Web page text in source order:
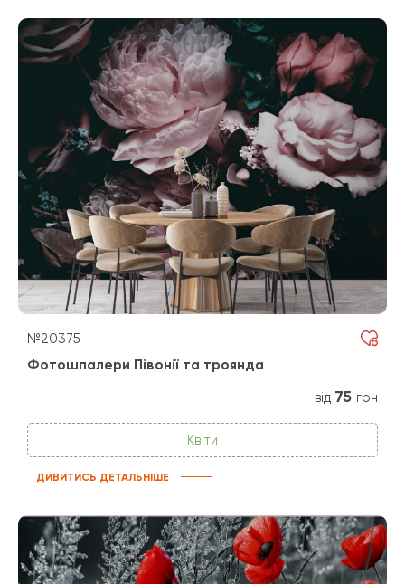
№20375
Фотошпалери Півонії та троянда
від 75 грн
Квіти
ДИВИТИСЬ ДЕТАЛЬНІШЕ